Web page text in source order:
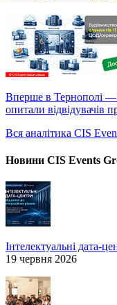
Вперше в Тернополі —
опитали відвідувачів
Вся аналітика CIS
Новини CIS Events
Інтелектуальні дата-
19 червня 2026